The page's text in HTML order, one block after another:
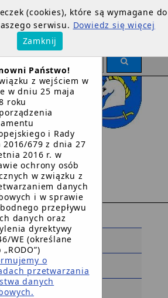
Gminy
w
(cookies), które są wymagane do
serwisu. Dowiedz się więcej
Zamknij
×
OGŁOSZENIE
Państwo!
z wejściem w
w dniu 25 maja
roku
i Rady
2016/679 z dnia 27
2016 r. w
ochrony osób
w związku z
danych
i w sprawie
przepływu
danych oraz
dyrektywy
WE (określane
„RODO”)
o
przetwarzania
danych